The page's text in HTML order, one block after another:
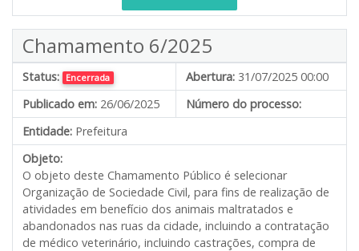
Chamamento 6/2025
Status: Encerrada Abertura: 31/07/2025 00:00
Publicado em: 26/06/2025
Número do processo:
Entidade: Prefeitura
Objeto:
O objeto deste Chamamento Público é selecionar
Organização de Sociedade Civil, para fins de realização de
atividades em benefício dos animais maltratados e
abandonados nas ruas da cidade, incluindo a contratação
de médico veterinário, incluindo castrações, compra de